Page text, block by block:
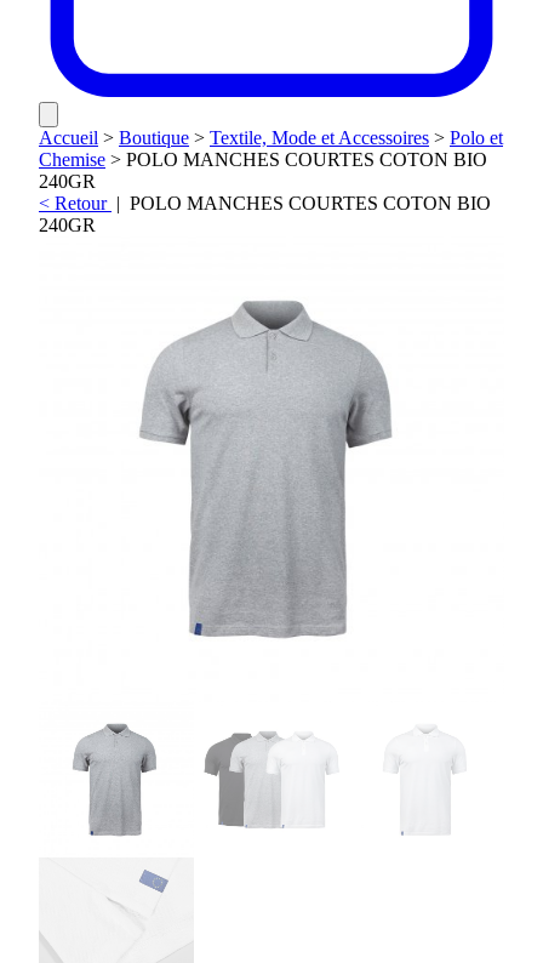
Accueil > Boutique > Textile, Mode et Accessoires > Polo et
Chemise > POLO MANCHES COURTES COTON BIO
240GR
< Retour | POLO MANCHES COURTES COTON BIO
240GR